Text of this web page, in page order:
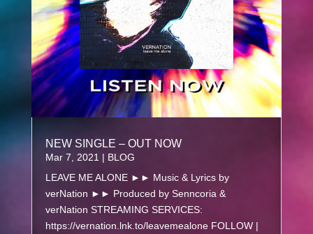
NEW SINGLE – OUT NOW
Mar 7, 2021 | BLOG
LEAVE ME ALONE ►► Music & Lyrics by
verNation ►► Produced by Senncoria &
verNation STREAMING SERVICES:
https://vernation.lnk.to/leavemealone FOLLOW |